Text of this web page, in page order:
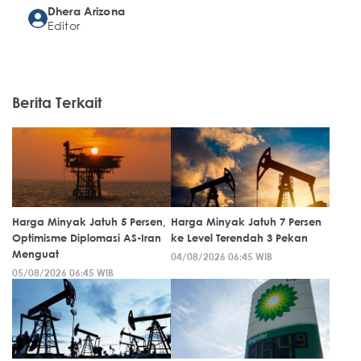
Dhera Arizona
Editor
Berita Terkait
Harga Minyak Jatuh 5 Persen,
Optimisme Diplomasi AS-Iran
Menguat
05/08/2026 06:45 WIB
Harga Minyak Jatuh 7 Persen
ke Level Terendah 3 Pekan
04/08/2026 06:45 WIB